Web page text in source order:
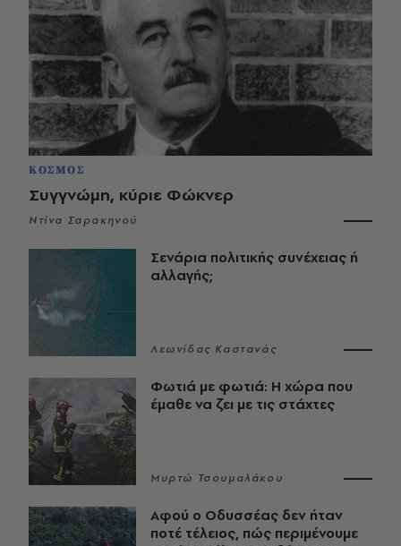
ΚΟΣΜΟΣ
Συγγνώμη, κύριε Φώκνερ
Ντίνα Σαρακηνού
Σενάρια πολιτικής συνέχειας ή
αλλαγής;
Λεωνίδας Καστανάς
Φωτιά με φωτιά: Η χώρα που
έμαθε να ζει με τις στάχτες
Μυρτώ Τσουμαλάκου
Αφού ο Οδυσσέας δεν ήταν
ποτέ τέλειος, πώς περιμένουμε